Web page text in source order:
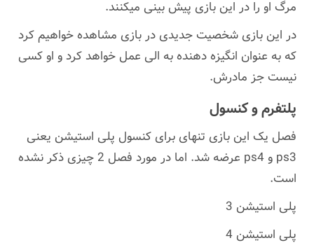
مرگ او را در این بازی پیش بینی میکنند.
در این بازی شخصیت جدیدی در بازی مشاهده خواهیم کرد
که به عنوان انگیزه دهنده به الی عمل خواهد کرد و او کسی
نیست جز مادرش.
پلتفرم و کنسول
فصل یک این بازی تنهای برای کنسول پلی استیشن یعنی
ps3 و ps4 عرضه شد. اما در مورد فصل 2 چیزی ذکر نشده
است.
پلی استیشن 3
پلی استیشن 4